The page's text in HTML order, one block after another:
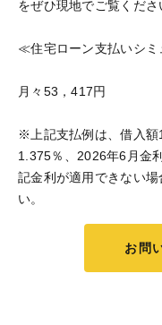
をぜひ現地でご覧くださ
≪住宅ローン支払いシ
月々53，417円
※上記支払例は、借入額
1.375％、2026年6月金
記金利が適用できない
い。
お問